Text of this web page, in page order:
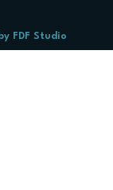
FDF Studio